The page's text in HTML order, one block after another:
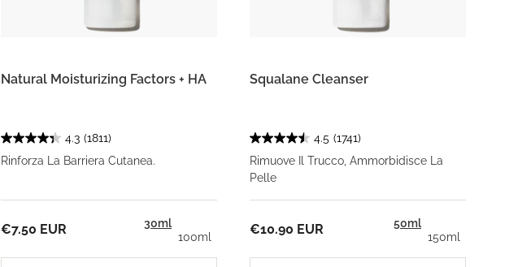
Natural Moisturizing Factors + HA
4.3 (1811)
Rinforza La Barriera Cutanea.
30ml
100ml
€7.50 EUR
Squalane Cleanser
4.5 (1741)
Rimuove Il Trucco, Ammorbidisce La
Pelle
50ml
150ml
€10.90 EUR